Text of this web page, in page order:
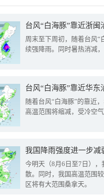
台风“白海豚”靠近浙
周末至下周初，随着台风“
续强降雨。同时暑热消减
台风“白海豚”靠近华
随着台风“白海豚”的靠近
高温范围将缩减，受冷空
今明天（8月6日至7日）
散。同时，我国高温范围
区将有大范围桑拿天。